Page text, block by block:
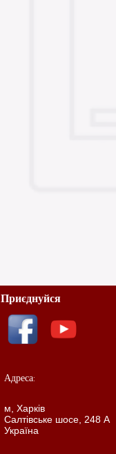
Адреса:
м, Харків
Салтівське шосе, 248 А
Україна
Приєднуйся